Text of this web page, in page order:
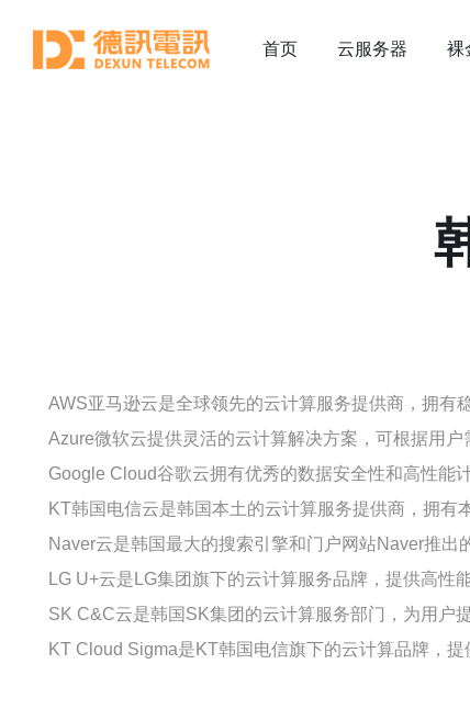
首页 云服务器 裸
AWS亚马逊云是全球领先的云计算服务提供商，拥有
Azure微软云提供灵活的云计算解决方案，可根据用
Google Cloud谷歌云拥有优秀的数据安全性和高性能
KT韩国电信云是韩国本土的云计算服务提供商，拥有
Naver云是韩国最大的搜索引擎和门户网站Naver推出
LG U+云是LG集团旗下的云计算服务品牌，提供高性
SK C&C云是韩国SK集团的云计算服务部门，为用户
KT Cloud Sigma是KT韩国电信旗下的云计算品牌，